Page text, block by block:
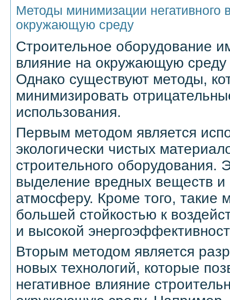
Методы минимизации негативного
окружающую среду
Строительное оборудование
влияние на окружающую
Однако существуют методы,
минимизировать
использования.
Первым методом является
экологически чистых
строительного оборудования.
выделение вредных веществ
атмосферу. Кроме того, такие
большей стойкостью к
и высокой
Вторым методом является
новых технологий, которые
негативное влияние